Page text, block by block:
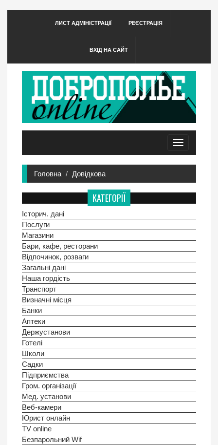
ЛИСТ АДМІНІСТРАЦІЇ РЕЄСТРАЦІЯ
ВХІД НА САЙТ
Toggle
navigation
Головна Довідкова
КАТЕГОРІЇ
Історич. дані
Послуги
Магазини
Бари, кафе, ресторани
Відпочинок, розваги
Загальні дані
Наша гордість
Транспорт
Визначні місця
Банки
Аптеки
Держустанови
Готелi
Школи
Садки
Підприємства
Гром. організації
Мед. установи
Веб-камери
Юрист онлайн
TV online
Безпарольний Wif